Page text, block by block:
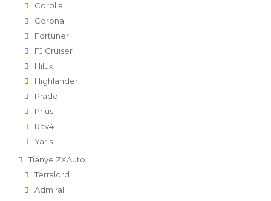
Corolla
Corona
Fortuner
FJ Cruiser
Hilux
Highlander
Prado
Prius
Rav4
Yaris
Tianye ZXAuto
Terralord
Admiral